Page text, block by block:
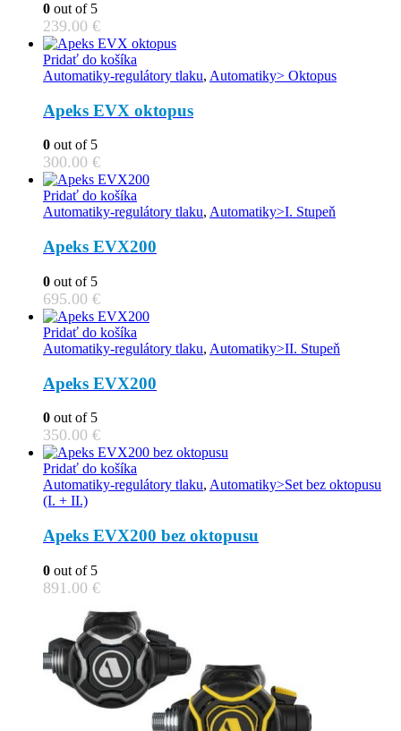
0 out of 5
239.00 €
Pridať do košíka
Automatiky-regulátory tlaku, Automatiky> Oktopus
Apeks EVX oktopus
0 out of 5
300.00 €
Pridať do košíka
Automatiky-regulátory tlaku, Automatiky>I. Stupeň
Apeks EVX200
0 out of 5
695.00 €
Pridať do košíka
Automatiky-regulátory tlaku, Automatiky>II. Stupeň
Apeks EVX200
0 out of 5
350.00 €
Pridať do košíka
Automatiky-regulátory tlaku, Automatiky>Set bez oktopusu
(I. + II.)
Apeks EVX200 bez oktopusu
0 out of 5
891.00 €